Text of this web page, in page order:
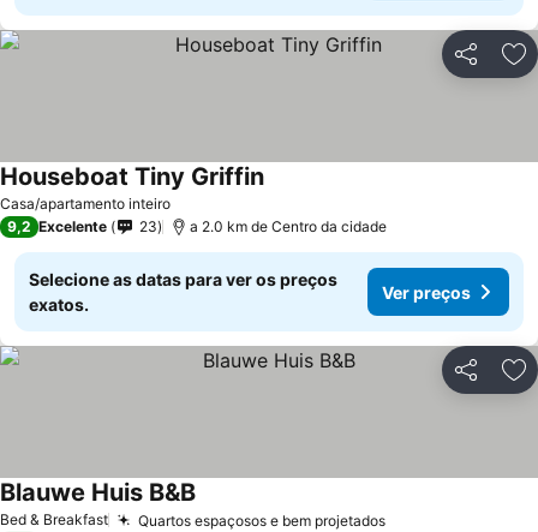
Partilhar
Casa/apartamento inteiro
Houseboat Tiny Griffin
9,2 Excelente 23 a 2.0 km de Centro da cidade
Selecione as datas para ver os preços
exatos.
Ver preços
Partilhar
Bed & Breakfast Quartos espaçosos e bem projetados
Blauwe Huis B&B